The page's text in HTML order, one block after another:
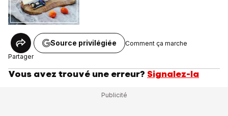
Partager
Source privilégiée Comment ça marche
Vous avez trouvé une erreur? Signalez-la